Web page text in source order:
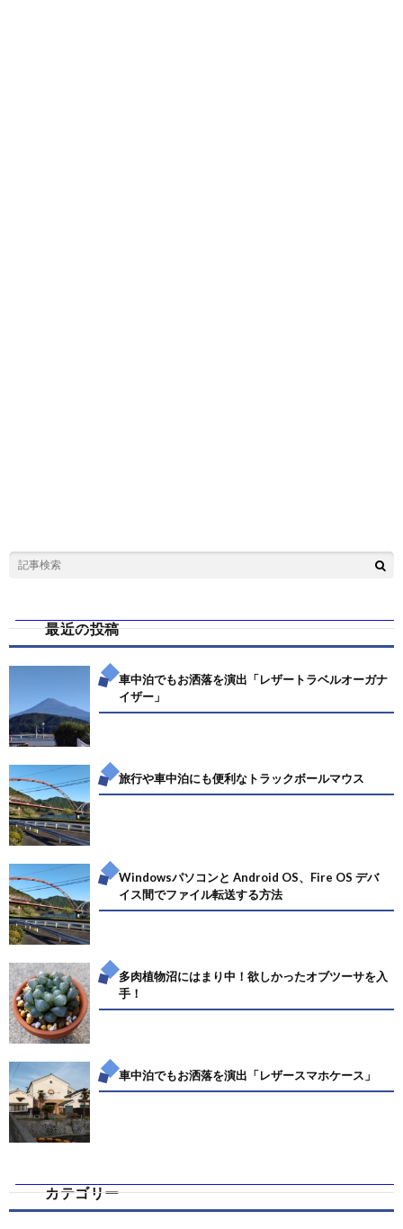
最近の投稿
車中泊でもお洒落を演出「レザートラベルオーガナ
イザー」
旅行や車中泊にも便利なトラックボールマウス
Windowsパソコンと Android OS、Fire OS デバ
イス間でファイル転送する方法
多肉植物沼にはまり中！欲しかったオブツーサを入
手！
車中泊でもお洒落を演出「レザースマホケース」
カテゴリー